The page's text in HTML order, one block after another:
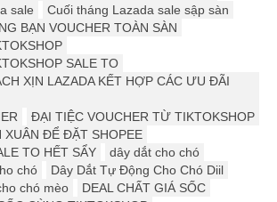
sale
Cuối tháng Lazada sale sập sàn
BẠN VOUCHER TOÀN SÀN
SALE TO
XỊN LAZADA KẾT HỢP CÁC ƯU ĐÃI
ĐẠI TIỆC VOUCHER TỪ TIKTOKSHOP
XUÂN ĐỂ ĐẶT SHOPEE
TO HẾT SẨY
dây dắt cho chó
chó
Dây Dắt Tự Động Cho Chó Diil
chó mèo
DEAL CHẤT GIÁ SỐC